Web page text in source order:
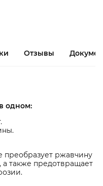
Отзывы
одном:
преобразует ржавчину
также предотвращает